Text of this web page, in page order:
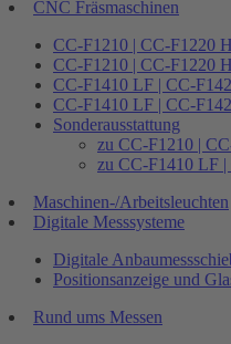
CNC Fräsmaschinen
CC-F1210 | CC-F1220
CC-F1210 | CC-F1220
CC-F1410 LF | CC-
CC-F1410 LF | CC-
Sonderausstattung
zu CC-F1210 |
zu CC-F1410 LF
Maschinen-/Arbeitsleuchten
Digitale Messsysteme
Digitale
Positionsanzeige und
Rund ums Messen